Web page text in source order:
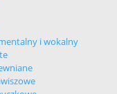
i wokalny